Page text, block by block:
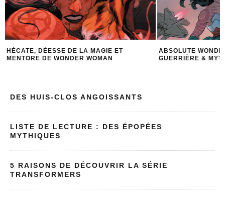
HÉCATE, DÉESSE DE LA MAGIE ET
MENTORE DE WONDER WOMAN
ABSOLUTE
GUERRIÈRE &
DES HUIS-CLOS ANGOISSANTS
LISTE DE LECTURE : DES ÉPOPÉES
MYTHIQUES
5 RAISONS DE DÉCOUVRIR LA SÉRIE
TRANSFORMERS